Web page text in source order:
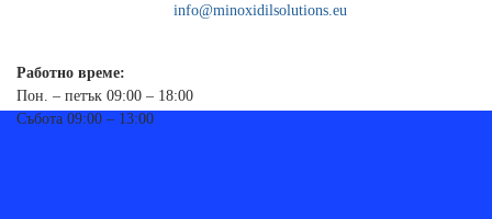
info@minoxidilsolutions.eu
Работно време:
Пон. – петък 09:00 – 18:00
Събота 09:00 – 13:00